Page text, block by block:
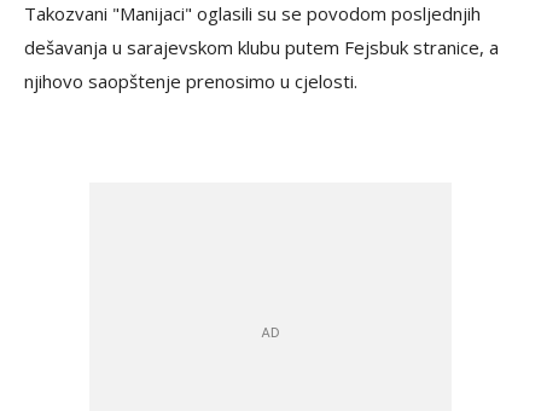
Takozvani "Manijaci" oglasili su se povodom posljednjih
dešavanja u sarajevskom klubu putem Fejsbuk stranice, a
njihovo saopštenje prenosimo u cjelosti.